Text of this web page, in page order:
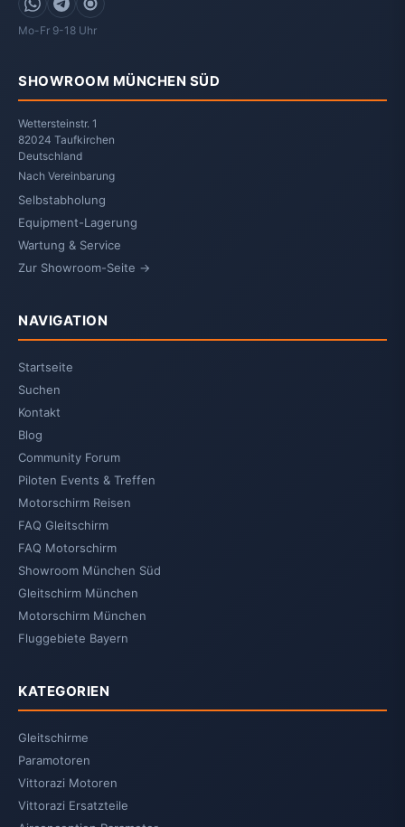
WhatsApp
Telegram
Signal
Mo-Fr 9-18 Uhr
SHOWROOM MÜNCHEN SÜD
Wettersteinstr. 1
82024 Taufkirchen
Deutschland
Nach Vereinbarung
Selbstabholung
Equipment-Lagerung
Wartung & Service
Zur Showroom-Seite →
NAVIGATION
Startseite
Suchen
Kontakt
Blog
Community Forum
Piloten Events & Treffen
Motorschirm Reisen
FAQ Gleitschirm
FAQ Motorschirm
Showroom München Süd
Gleitschirm München
Motorschirm München
Fluggebiete Bayern
KATEGORIEN
Gleitschirme
Paramotoren
Vittorazi Motoren
Vittorazi Ersatzteile